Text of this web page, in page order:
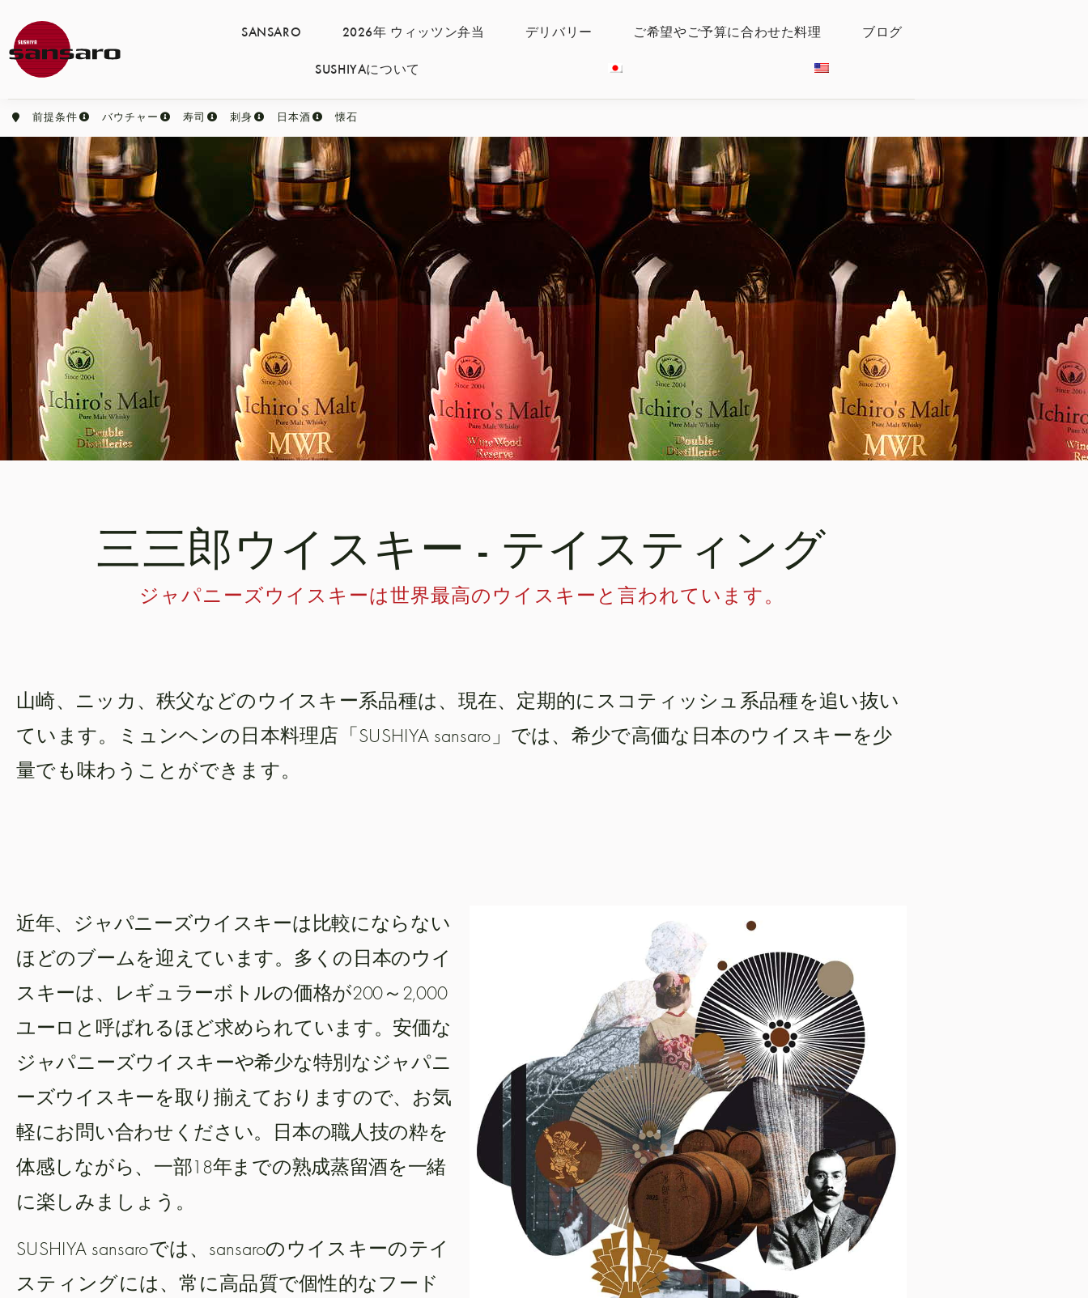
SANSARO 2026年 ウィッツン弁当 デリバリー ご希望やご予算に合わせた料理 ブログ
SUSHIYAについて
前提条件 バウチャー 寿司 刺身 日本酒 懐石
三三郎ウイスキー - テイスティング
ジャパニーズウイスキーは世界最高のウイスキーと言われています。
山崎、ニッカ、秩父などのウイスキー系品種は、現在、定期的にスコティッシュ系品種を追い抜い
ています。ミュンヘンの日本料理店「SUSHIYA sansaro」では、希少で高価な日本のウイスキーを少
量でも味わうことができます。
近年、ジャパニーズウイスキーは比較にならない
ほどのブームを迎えています。多くの日本のウイ
スキーは、レギュラーボトルの価格が200～2,000
ユーロと呼ばれるほど求められています。安価な
ジャパニーズウイスキーや希少な特別なジャパニ
ーズウイスキーを取り揃えておりますので、お気
軽にお問い合わせください。日本の職人技の粋を
体感しながら、一部18年までの熟成蒸留酒を一緒
に楽しみましょう。
SUSHIYA sansaroでは、sansaroのウイスキーのテイ
スティングには、常に高品質で個性的なフード